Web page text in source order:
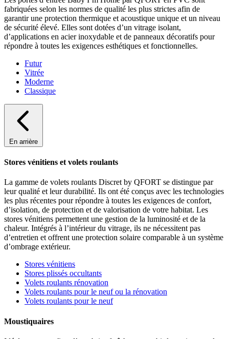
fabriquées selon les normes de qualité les plus strictes afin de
garantir une protection thermique et acoustique unique et un niveau
de sécurité élevé. Elles sont dotées d’un vitrage isolant,
d’applications en acier inoxydable et de panneaux décoratifs pour
répondre à toutes les exigences esthétiques et fonctionnelles.
Futur
Vitrée
Moderne
Classique
En arrière
Stores vénitiens et volets roulants
La gamme de volets roulants Discret by QFORT se distingue par
leur qualité et leur durabilité. Ils ont été conçus avec les technologies
les plus récentes pour répondre à toutes les exigences de confort,
d’isolation, de protection et de valorisation de votre habitat. Les
stores vénitiens permettent une gestion de la luminosité et de la
chaleur. Intégrés à l’intérieur du vitrage, ils ne nécessitent pas
d’entretien et offrent une protection solaire comparable à un système
d’ombrage extérieur.
Stores vénitiens
Stores plissés occultants
Volets roulants rénovation
Volets roulants pour le neuf ou la rénovation
Volets roulants pour le neuf
Moustiquaires